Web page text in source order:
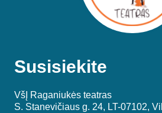
Susisiekite
VšĮ Raganiukės teatras
S. Stanevičiaus g. 24, LT-07102,